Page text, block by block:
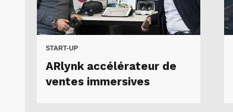
START-UP
ARlynk accélérateur de
ventes immersives